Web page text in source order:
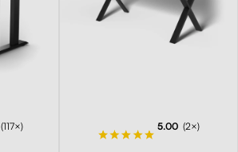
(117×) 5.00 (2×)